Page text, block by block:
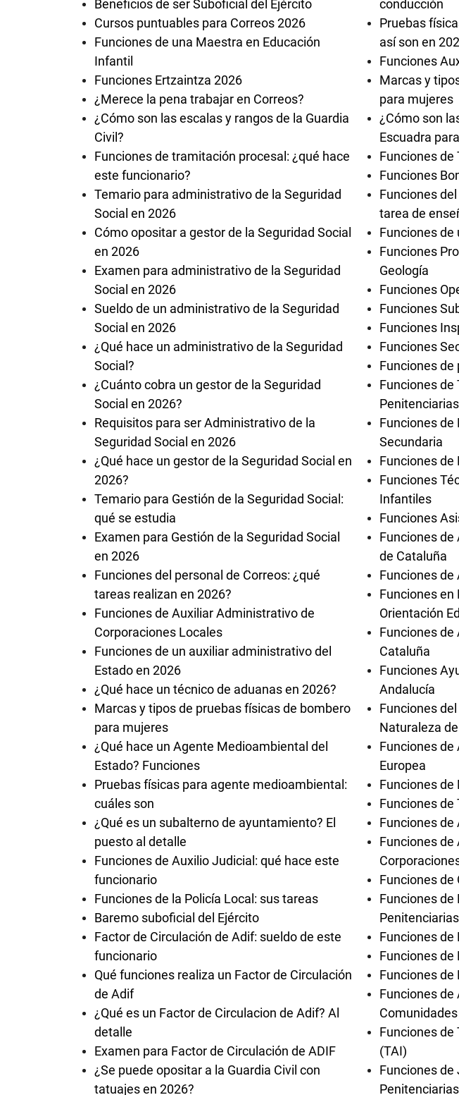
Beneficios de ser Suboficial del Ejército
Cursos puntuables para Correos 2026
Funciones de una Maestra en Educación
Infantil
Funciones Ertzaintza 2026
¿Merece la pena trabajar en Correos?
¿Cómo son las escalas y rangos de la Guardia
Civil?
Funciones de tramitación procesal: ¿qué hace
este funcionario?
Temario para administrativo de la Seguridad
Social en 2026
Cómo opositar a gestor de la Seguridad Social
en 2026
Examen para administrativo de la Seguridad
Social en 2026
Sueldo de un administrativo de la Seguridad
Social en 2026
¿Qué hace un administrativo de la Seguridad
Social?
¿Cuánto cobra un gestor de la Seguridad
Social en 2026?
Requisitos para ser Administrativo de la
Seguridad Social en 2026
¿Qué hace un gestor de la Seguridad Social en
2026?
Temario para Gestión de la Seguridad Social:
qué se estudia
Examen para Gestión de la Seguridad Social
en 2026
Funciones del personal de Correos: ¿qué
tareas realizan en 2026?
Funciones de Auxiliar Administrativo de
Corporaciones Locales
Funciones de un auxiliar administrativo del
Estado en 2026
¿Qué hace un técnico de aduanas en 2026?
Marcas y tipos de pruebas físicas de bombero
para mujeres
¿Qué hace un Agente Medioambiental del
Estado? Funciones
Pruebas físicas para agente medioambiental:
cuáles son
¿Qué es un subalterno de ayuntamiento? El
puesto al detalle
Funciones de Auxilio Judicial: qué hace este
funcionario
Funciones de la Policía Local: sus tareas
Baremo suboficial del Ejército
Factor de Circulación de Adif: sueldo de este
funcionario
Qué funciones realiza un Factor de Circulación
de Adif
¿Qué es un Factor de Circulacion de Adif? Al
detalle
Examen para Factor de Circulación de ADIF
¿Se puede opositar a la Guardia Civil con
tatuajes en 2026?
conducción
Pruebas
así son en
Funciones
Marcas y
para mujeres
¿Cómo son
Escuadra
Funciones de
Funciones
Funciones
tarea de
Funciones
Funciones
Geología
Funciones
Funciones
Funciones
Funciones
Funciones
Funciones de
Penitenciarias
Funciones
Secundaria
Funciones de
Funciones
Infantiles
Funciones
Funciones de
de Cataluña
Funciones de
Funciones en
Orientación
Funciones
Cataluña
Funciones
Andalucía
Funciones
Naturaleza
Funciones de
Europea
Funciones de
Funciones de
Funciones de
Funciones
Funciones de
Funciones
Penitenciarias
Funciones de
Funciones de
Funciones de
Funciones
Funciones
(TAI)
Funciones
Penitenciarias